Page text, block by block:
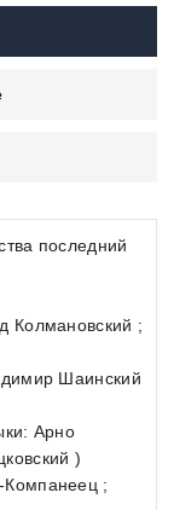
последний
Колмановский ;
Шаинский
Арно
)
Компанеец ;